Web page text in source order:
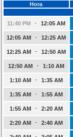
Hora
11:40 PM
- 12:05 AM
12:05 AM - 12:25 AM
12:25 AM - 12:50 AM
12:50 AM - 1:10 AM
1:10 AM - 1:35 AM
1:35 AM - 1:55 AM
1:55 AM - 2:20 AM
2:20 AM - 2:40 AM